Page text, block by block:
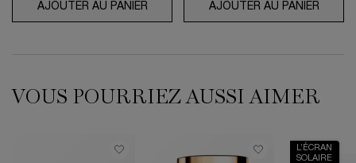
AJOUTER AU PANIER MOUSSE NETTOYANTE CLARIFIQUE
AJOUTER AU PANIER
VOUS POURRIEZ AUSSI AIMER
L’ÉCRAN
SOLAIRE